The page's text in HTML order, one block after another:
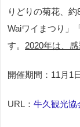
りどりの菊花、
Waiワイまつり」
す。 2020年は、
開催期間： 11月1
URL： 牛久観光協